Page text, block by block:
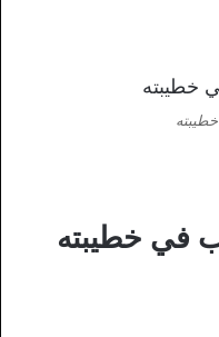
في خطيبته